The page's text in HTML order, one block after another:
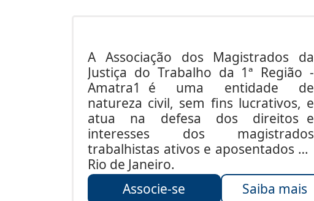
A Associação dos Magistrados da
Justiça do Trabalho da 1ª Região -
Amatra1 é uma entidade de
natureza civil, sem fins lucrativos, e
atua na defesa dos direitos e
interesses dos magistrados
trabalhistas ativos e aposentados do
Rio de Janeiro.
Associe-se
Saiba mais